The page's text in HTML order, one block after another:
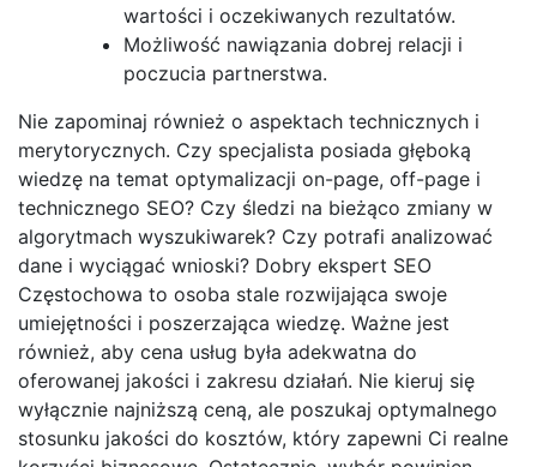
wartości i oczekiwanych rezultatów.
Możliwość nawiązania dobrej relacji i
poczucia partnerstwa.
Nie zapominaj również o aspektach technicznych i
merytorycznych. Czy specjalista posiada głęboką
wiedzę na temat optymalizacji on-page, off-page i
technicznego SEO? Czy śledzi na bieżąco zmiany w
algorytmach wyszukiwarek? Czy potrafi analizować
dane i wyciągać wnioski? Dobry ekspert SEO
Częstochowa to osoba stale rozwijająca swoje
umiejętności i poszerzająca wiedzę. Ważne jest
również, aby cena usług była adekwatna do
oferowanej jakości i zakresu działań. Nie kieruj się
wyłącznie najniższą ceną, ale poszukaj optymalnego
stosunku jakości do kosztów, który zapewni Ci realne